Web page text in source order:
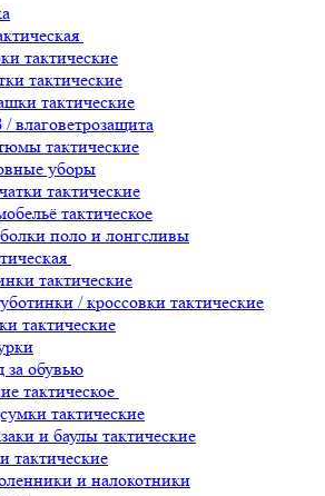
тактические
тактические
тактические
влаговетрозащита
тактические
уборы
тактические
тактическое
поло и лонгсливы
тактические
/ кроссовки тактические
тактические
за обувью
тактическое
тактические
и баулы тактические
тактические
и налокотники